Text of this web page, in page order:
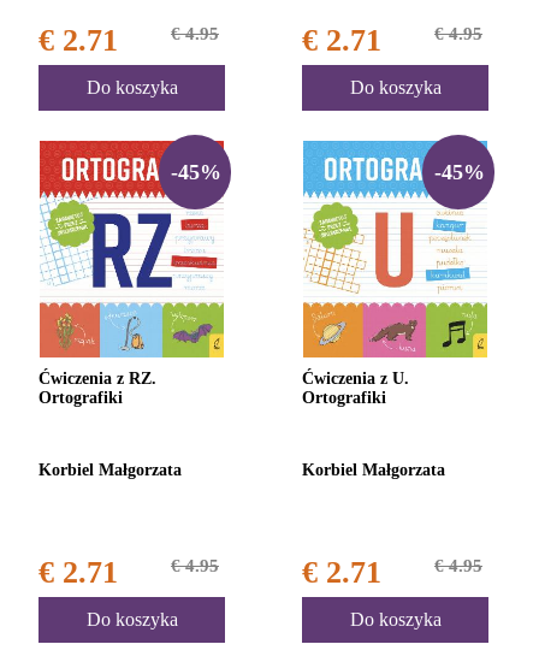
€ 2.71 € 4.95
Do koszyka
€ 2.71 € 4.95
Do koszyka
Ćwiczenia z RZ.
Ortografiki
Korbiel Małgorzata
€ 2.71 € 4.95
Do koszyka
-45%
Ćwiczenia z U.
Ortografiki
Korbiel Małgorzata
€ 2.71 € 4.95
Do koszyka
-45%